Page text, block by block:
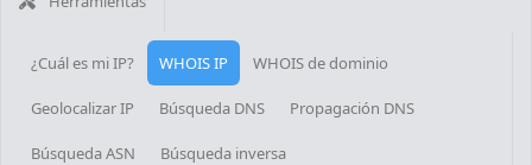
¿Cuál es mi IP? WHOIS IP WHOIS de dominio
Geolocalizar IP Búsqueda DNS Propagación DNS
Búsqueda ASN Búsqueda inversa